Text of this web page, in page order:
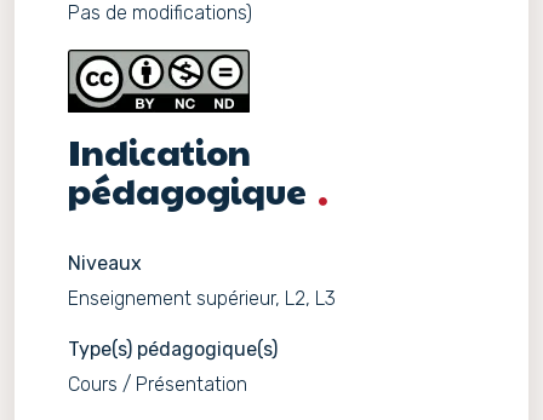
Pas de modifications)
Indication
pédagogique
Niveaux
Enseignement supérieur, L2, L3
Type(s) pédagogique(s)
Cours / Présentation